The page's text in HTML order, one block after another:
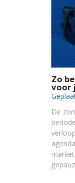
Zo
voor
De